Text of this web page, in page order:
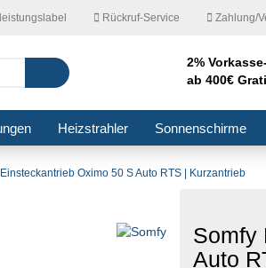
Rückruf-Service Zahlung/
Lieferland
Suche...
2%
ab 400€
Heizstrahler Sonnenschirme
Oximo 50 S Auto RTS | Kurzantrieb
Somfy
Auto